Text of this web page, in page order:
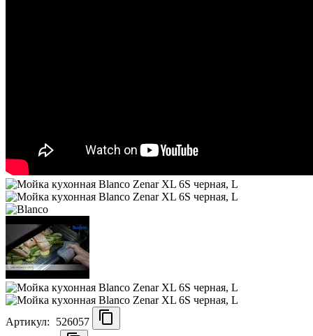
Артикул:
526057